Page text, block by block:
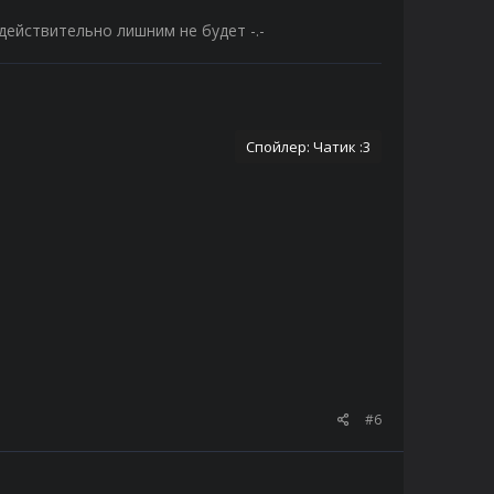
лишним не будет -.-
Спойлер: Чатик :3
#6